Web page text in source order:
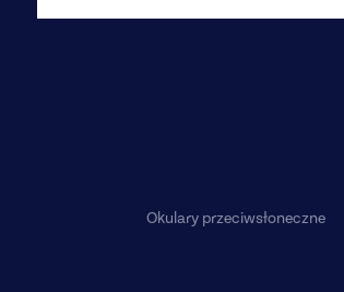
Okulary przeciwsłoneczne